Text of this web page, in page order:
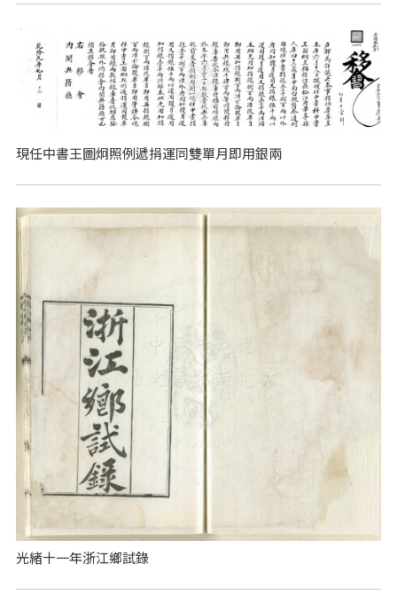
現任中書王圖炯照例遞捐運同雙單月即用銀兩
光緒十一年浙江鄉試錄